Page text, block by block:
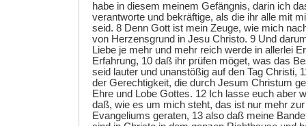
habe in diesem meinem Gefängnis, darin ich
verantworte und bekräftige, als die ihr alle mit
seid. 8 Denn Gott ist mein Zeuge, wie mich
von Herzensgrund in Jesu Christo. 9 Und
Liebe je mehr und mehr reich werde in allerlei
Erfahrung, 10 daß ihr prüfen möget, was das
seid lauter und unanstößig auf den Tag Christi,
der Gerechtigkeit, die durch Jesum Christum
Ehre und Lobe Gottes. 12 Ich lasse euch aber
daß, wie es um mich steht, das ist nur mehr
Evangeliums geraten, 13 also daß meine